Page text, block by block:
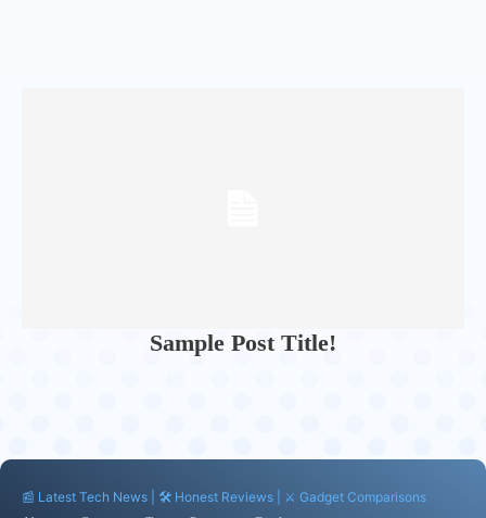
Sample Post Title!
📰 Latest Tech News | 🛠️ Honest Reviews | ⚔️ Gadget Comparisons